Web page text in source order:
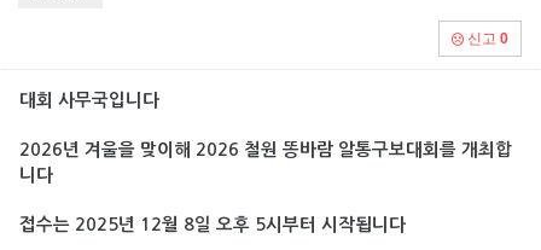
신고 0
대회 사무국입니다
2026년 겨울을 맞이해 2026 철원 똥바람 알통구보대회를 개최합
니다
접수는 2025년 12월 8일 오후 5시부터 시작됩니다